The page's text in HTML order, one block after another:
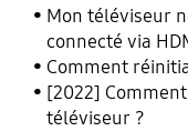
Mon téléviseur
connecté via
Comment
[2022]
téléviseur ?